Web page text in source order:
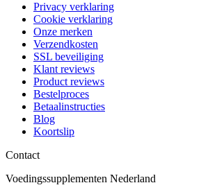
Privacy verklaring
Cookie verklaring
Onze merken
Verzendkosten
SSL beveiliging
Klant reviews
Product reviews
Bestelproces
Betaalinstructies
Blog
Koortslip
Contact
Voedingssupplementen Nederland